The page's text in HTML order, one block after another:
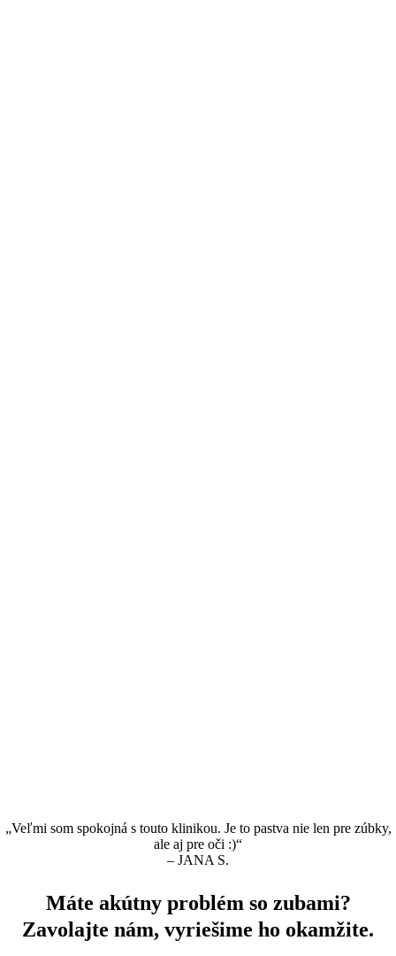
„Veľmi som spokojná s touto klinikou. Je to pastva nie len pre zúbky,
ale aj pre oči :)“
– JANA S.
Máte akútny problém so zubami?
Zavolajte nám, vyriešime ho okamžite.